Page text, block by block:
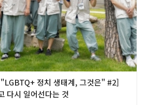
정치 생태계, 그것은" #2]
다시 일어선다는 것